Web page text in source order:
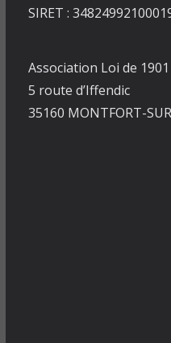
SIRET :
Association Loi de
5 route d’Iffendic
35160 MONTFORT-